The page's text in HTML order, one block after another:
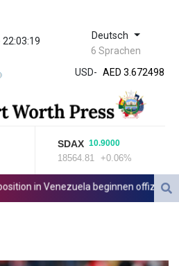
22:03:19 Deutsch
6 Sprachen
USD-
ZWL
321.999592
AED 3.672498
AFN
ALL 80.778943
366.249949
AOA
ARS 1499.7458
SDAX 10.9000
18564.81 +0.06%
in Venezuela beginnen offiziellen